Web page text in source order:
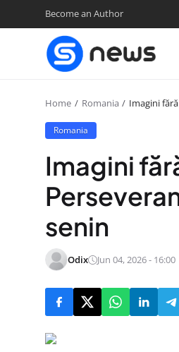
Become an Author
Home Romania Imagini
Romania
Imagini
senin
Odix Jun 04, 2026 - 16:00